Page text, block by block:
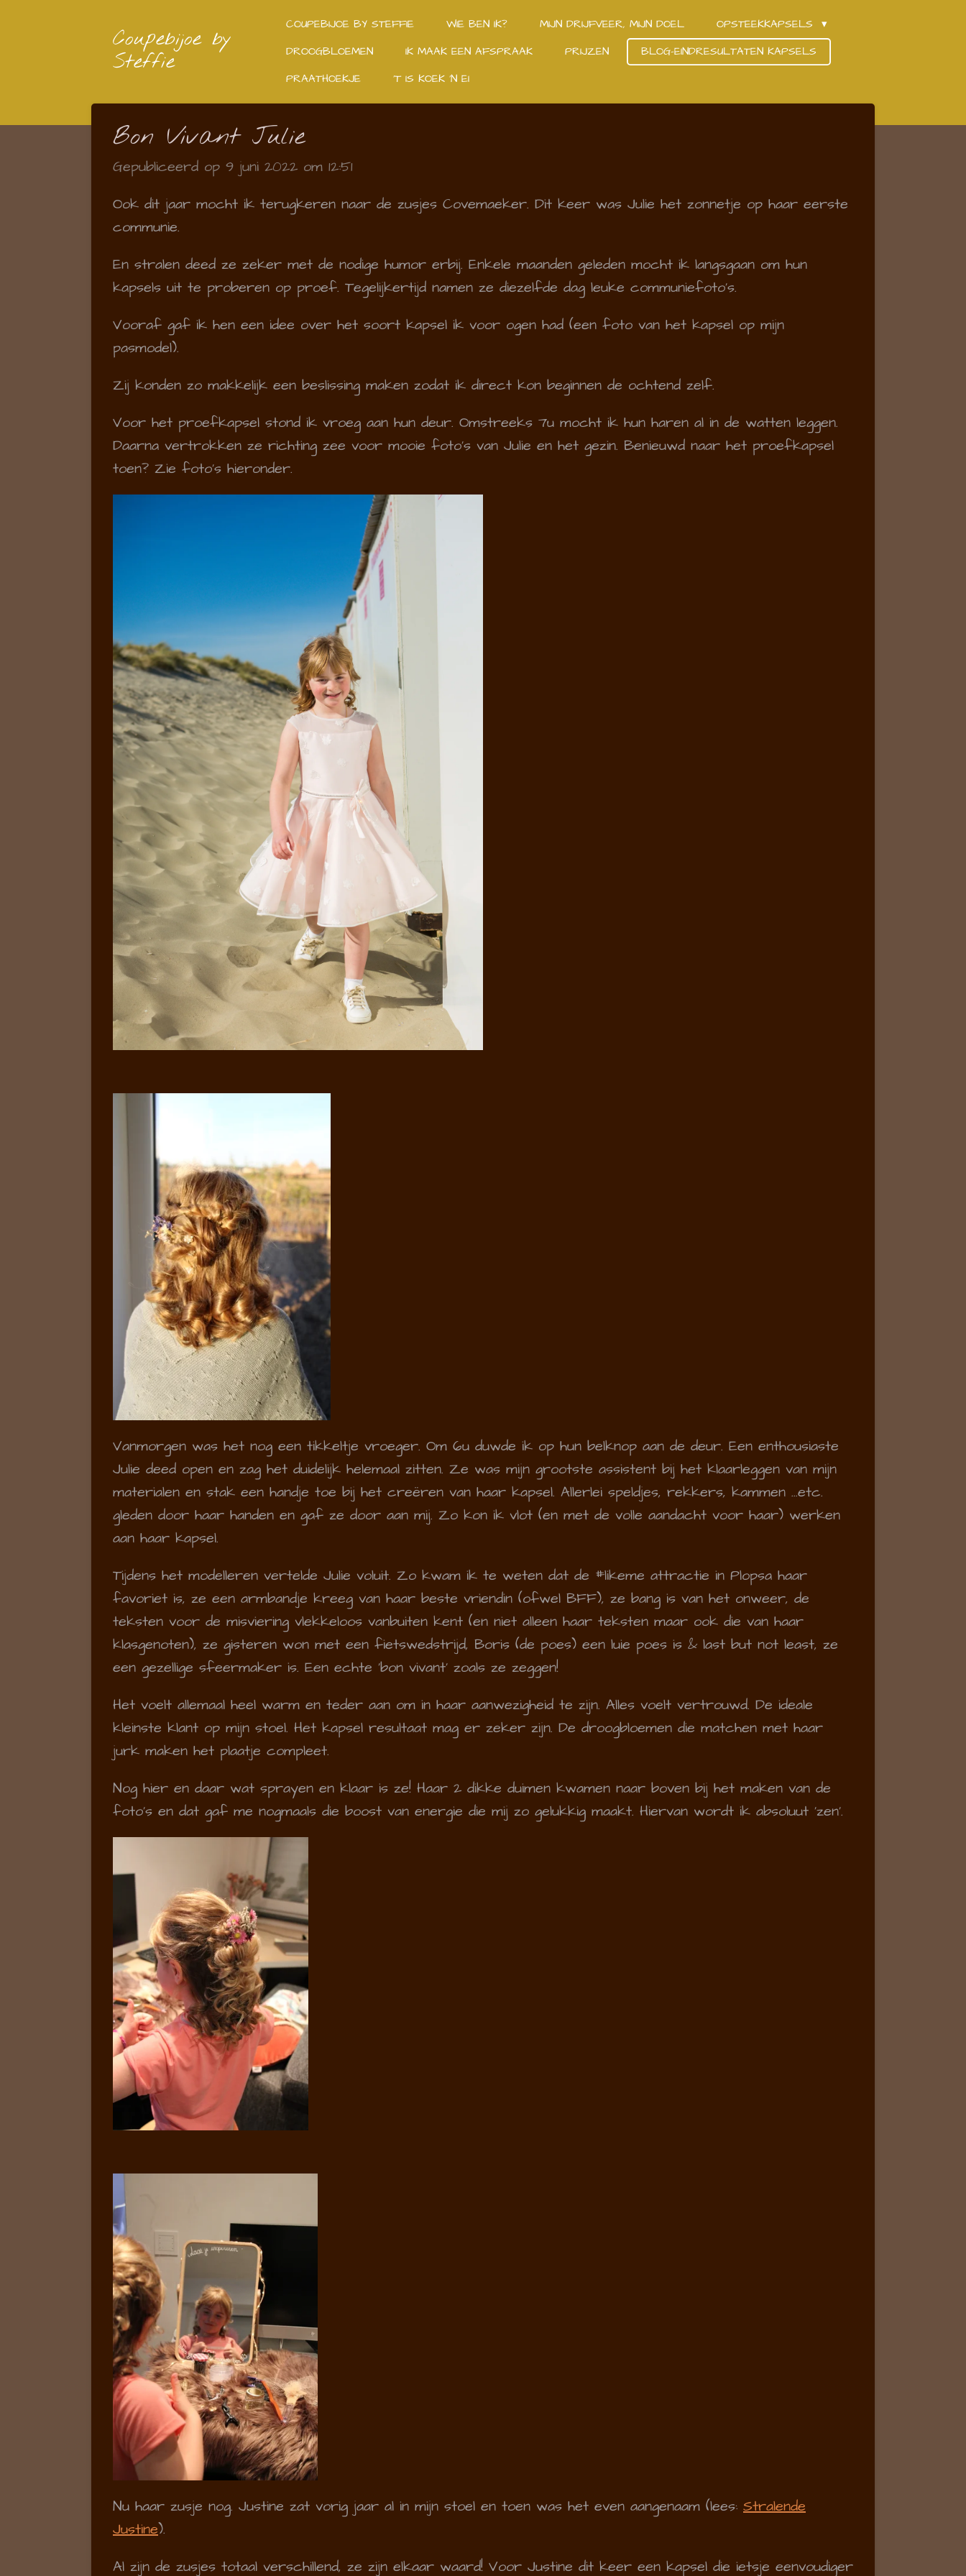
hoofdinhoud
Coupebijoe by
Steffie
COUPEBIJOE BY STEFFIE WIE BEN IK? MIJN DRIJFVEER, MIJN DOEL
OPSTEEKKAPSELS
DROOGBLOEMEN
IK MAAK EEN AFSPRAAK PRIJZEN
BLOG-EINDRESULTATEN KAPSELS
PRAATHOEKJE
'T IS KOEK 'N EI
Bon Vivant Julie
Gepubliceerd op 9 juni 2022 om 12:51
Ook dit jaar mocht ik terugkeren naar de zusjes Covemaeker. Dit keer was Julie het zonnetje op haar eerste
communie.
En stralen deed ze zeker met de nodige humor erbij. Enkele maanden geleden mocht ik langsgaan om hun
kapsels uit te proberen op proef. Tegelijkertijd namen ze diezelfde dag leuke communiefoto's.
Vooraf gaf ik hen een idee over het soort kapsel ik voor ogen had (een foto van het kapsel op mijn
pasmodel).
Zij konden zo makkelijk een beslissing maken zodat ik direct kon beginnen de ochtend zelf.
Voor het proefkapsel stond ik vroeg aan hun deur. Omstreeks 7u mocht ik hun haren al in de watten leggen.
Daarna vertrokken ze richting zee voor mooie foto's van Julie en het gezin. Benieuwd naar het proefkapsel
toen? Zie foto's hieronder.
Vanmorgen was het nog een tikkeltje vroeger. Om 6u duwde ik op hun belknop aan de deur. Een enthousiaste
Julie deed open en zag het duidelijk helemaal zitten. Ze was mijn grootste assistent bij het klaarleggen van mijn
materialen en stak een handje toe bij het creëren van haar kapsel. Allerlei speldjes, rekkers, kammen ...etc.
gleden door haar handen en gaf ze door aan mij. Zo kon ik vlot (en met de volle aandacht voor haar) werken
aan haar kapsel.
Tijdens het modelleren vertelde Julie voluit. Zo kwam ik te weten dat de #likeme attractie in Plopsa haar
favoriet is, ze een armbandje kreeg van haar beste vriendin (ofwel BFF), ze bang is van het onweer, de
teksten voor de misviering vlekkeloos vanbuiten kent (en niet alleen haar teksten maar ook die van haar
klasgenoten), ze gisteren won met een fietswedstrijd, Boris (de poes) een luie poes is & last but not least, ze
een gezellige sfeermaker is. Een echte 'bon vivant' zoals ze zeggen!
Het voelt allemaal heel warm en teder aan om in haar aanwezigheid te zijn. Alles voelt vertrouwd. De ideale
kleinste klant op mijn stoel. Het kapsel resultaat mag er zeker zijn. De droogbloemen die matchen met haar
jurk maken het plaatje compleet.
Nog hier en daar wat sprayen en klaar is ze! Haar 2 dikke duimen kwamen naar boven bij het maken van de
foto's en dat gaf me nogmaals die boost van energie die mij zo gelukkig maakt. Hiervan wordt ik absoluut 'zen'.
Nu haar zusje nog. Justine zat vorig jaar al in mijn stoel en toen was het even aangenaam (lees: Stralende
Justine).
Al zijn de zusjes totaal verschillend, ze zijn elkaar waard! Voor Justine dit keer een kapsel die ietsje eenvoudiger